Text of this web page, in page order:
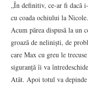
„În definitiv, ce-ar fi dacă
cu coada ochiului la
Acum părea dispusă la un
groază de nelinişti, de
care Max cu greu le
siguranţă îi va
Atât. Apoi totul va